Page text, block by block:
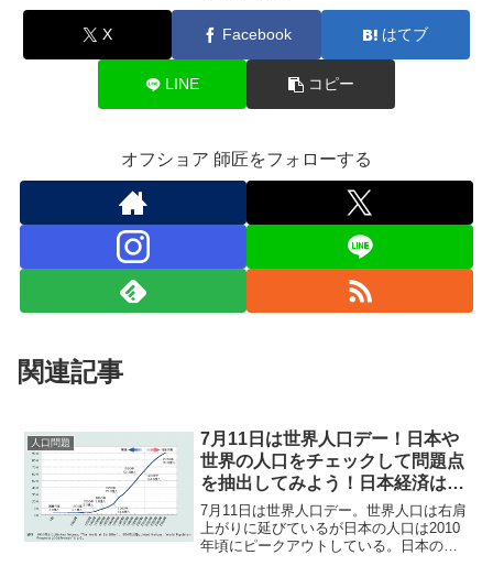
X Facebook はてブ
LINE コピー
オフショア 師匠をフォローする
関連記事
人口問題
7月11日は世界人口デー！日本や
世界の人口をチェックして問題点
を抽出してみよう！日本経済は縮
小中で日本円リスクが必要と気付
くはず！
7月11日は世界人口デー。世界人口は右肩
上がりに延びているが日本の人口は2010
年頃にピークアウトしている。日本の場